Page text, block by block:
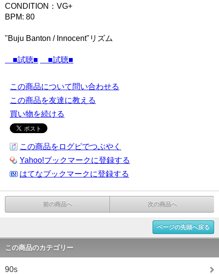
CONDITION：VG+
BPM: 80
"Buju Banton / Innocent"リズム
■試聴■ ■試聴■
この商品について問い合わせる
この商品を友達に教える
買い物を続ける
この商品をログピでつぶやく
Yahoo!ブックマークに登録する
はてなブックマークに登録する
前の商品へ 次の商品へ
ページの先頭へ戻る
この商品のカテゴリー
90s